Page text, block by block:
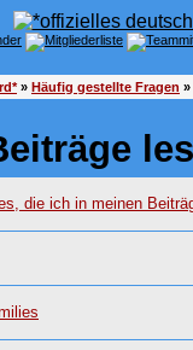
» Häufig gestellte Fragen
die ich in meinen